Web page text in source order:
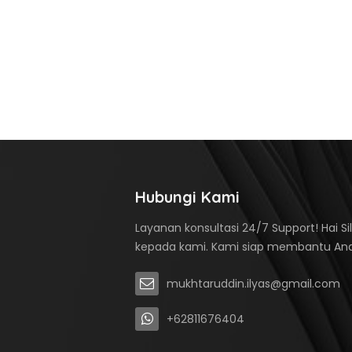
Hubungi Kami
Layanan konsultasi 24/7 Support! Hai
kepada kami. Kami siap membantu
mukhtaruddin.ilyas@gmail.com
+62811676404